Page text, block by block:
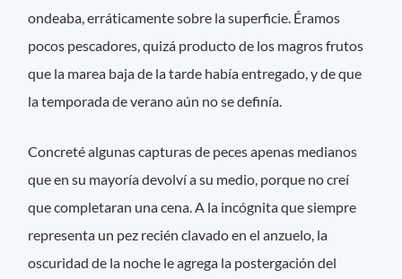
ondeaba, erráticamente sobre la superficie. Éramos
pocos pescadores, quizá producto de los magros frutos
que la marea baja de la tarde había entregado, y de que
la temporada de verano aún no se definía.
Concreté algunas capturas de peces apenas medianos
que en su mayoría devolví a su medio, porque no creí
que completaran una cena. A la incógnita que siempre
representa un pez recién clavado en el anzuelo, la
oscuridad de la noche le agrega la postergación del